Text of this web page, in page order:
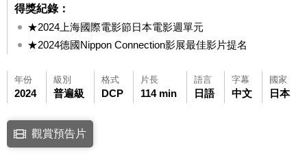
得獎紀錄：
★2024上海國際電影節日本電影週單元
★2024德國Nippon Connection影展最佳影片提名
年份
2024
級別
普遍級
格式
DCP
片長
114 min
語言
日語
字幕
中文
國家
日本
點擊下列連結開啟視窗後，可使用鍵盤Tab鍵移至影片中央播放鍵，再
連結至Youtube網站觀看此影片(開新視窗)
觀賞預告片